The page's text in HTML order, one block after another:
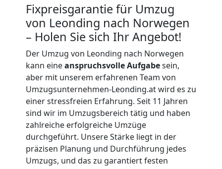
Fixpreisgarantie für Umzug
von Leonding nach Norwegen
– Holen Sie sich Ihr Angebot!
Der Umzug von Leonding nach Norwegen
kann eineanspruchsvolle Aufgabesein,
aber mit unserem erfahrenen Team von
Umzugsunternehmen-Leonding.at wird es zu
einer stressfreien Erfahrung. Seit 11 Jahren
sind wir im Umzugsbereich tätig und haben
zahlreiche erfolgreiche Umzüge
durchgeführt. Unsere Stärke liegt in der
präzisen Planung und Durchführung jedes
Umzugs, und das zu garantiert festen
Kunsttransport
Leonding
Umzug
Leonding